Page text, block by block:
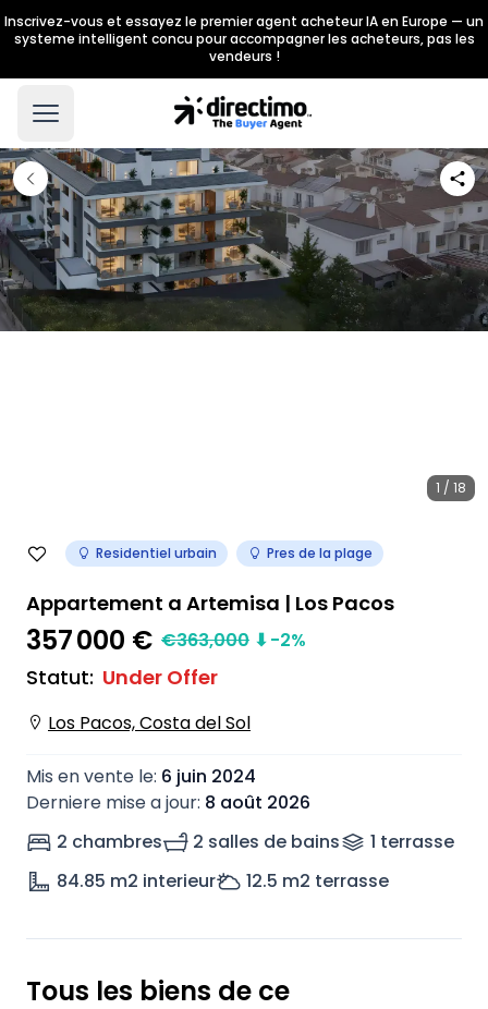
Inscrivez-vous et essayez le premier agent acheteur IA en Europe — un
systeme intelligent concu pour accompagner les acheteurs, pas les
vendeurs !
1 / 18
Residentiel urbain Pres de la plage
Appartement a Artemisa | Los Pacos
357 000 € €363,000 ⬇-2%
Statut: Under Offer
Los Pacos, Costa del Sol
Mis en vente le: 6 juin 2024
Derniere mise a jour: 8 août 2026
2 chambres
2 salles de bains 1 terrasse
84.85 m2 interieur 12.5 m2 terrasse
Tous les biens de ce